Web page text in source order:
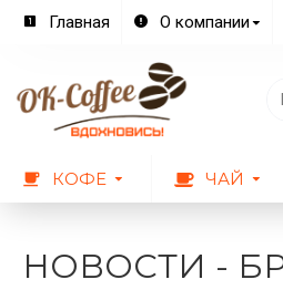
Главная О компании
КОФЕ ЧАЙ
НОВОСТИ -